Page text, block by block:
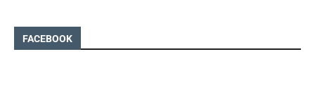
FACEBOOK